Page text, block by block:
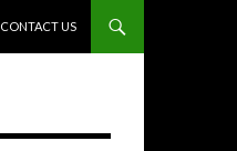
CONTACT US